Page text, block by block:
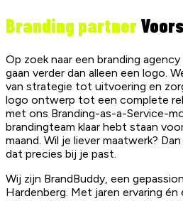
Branding partner
Op zoek naar een branding
gaan verder dan alleen een logo.
van strategie tot uitvoering en
logo ontwerp tot een complete
met ons Branding-as-a-Service-
brandingteam klaar hebt staan
maand. Wil je liever maatwerk?
dat precies bij je past.
Wij zijn BrandBuddy, een
Hardenberg. Met jaren ervaring